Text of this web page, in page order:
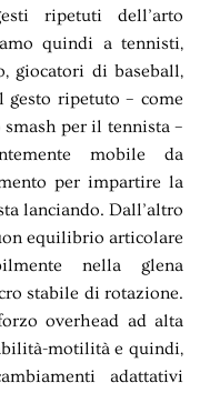
ripetuti dell’arto
quindi a tennisti,
giocatori di baseball,
ripetuto – come
per il tennista –
mobile da
per impartire la
lanciando. Dall’altro
equilibrio articolare
nella glena
stabile di rotazione.
overhead ad alta
motilità e quindi,
adattativi